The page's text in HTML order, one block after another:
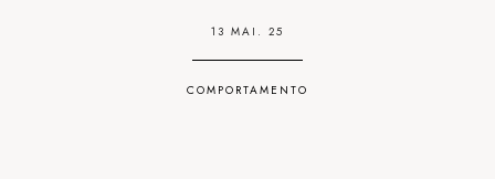
13 MAI. 25
COMPORTAMENTO